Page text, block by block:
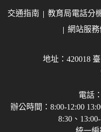
交通指南 教育局電話分
網站服
地址：420018
電話
辦公時間：8:00-12:00
8:30、